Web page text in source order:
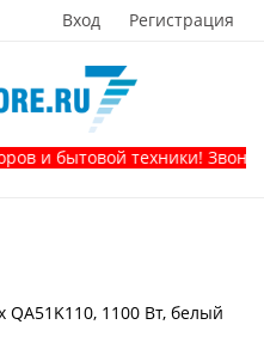
Вход Регистрация
бытовой техники! Звоните,
1100 Вт, белый